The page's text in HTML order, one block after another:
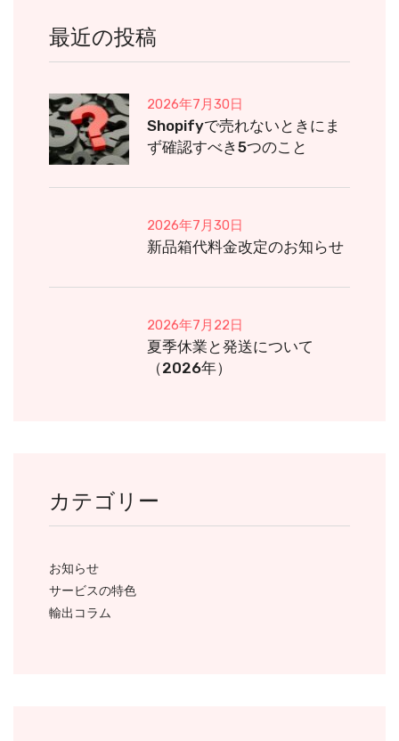
最近の投稿
2026年7月30日
Shopifyで売れないときにま
ず確認すべき5つのこと
2026年7月30日
新品箱代料金改定のお知らせ
2026年7月22日
夏季休業と発送について
（2026年）
カテゴリー
お知らせ
サービスの特色
輸出コラム